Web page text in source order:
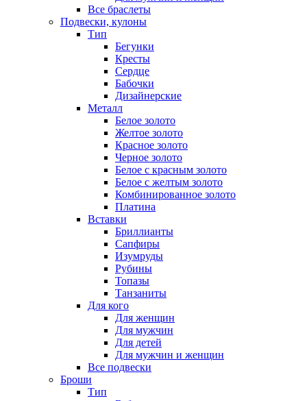
Все браслеты
Подвески, кулоны
Тип
Бегунки
Кресты
Сердце
Бабочки
Дизайнерские
Металл
Белое золото
Желтое золото
Красное золото
Черное золото
Белое с красным золото
Белое с желтым золото
Комбинированное золото
Платина
Вставки
Бриллианты
Сапфиры
Изумруды
Рубины
Топазы
Танзаниты
Для кого
Для женщин
Для мужчин
Для детей
Для мужчин и женщин
Все подвески
Броши
Тип